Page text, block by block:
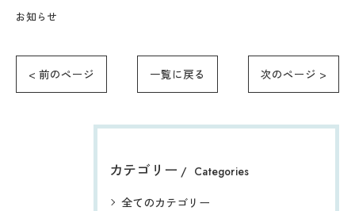
お知らせ
< 前のページ 一覧に戻る 次のページ >
カテゴリー
Categories
全てのカテゴリー